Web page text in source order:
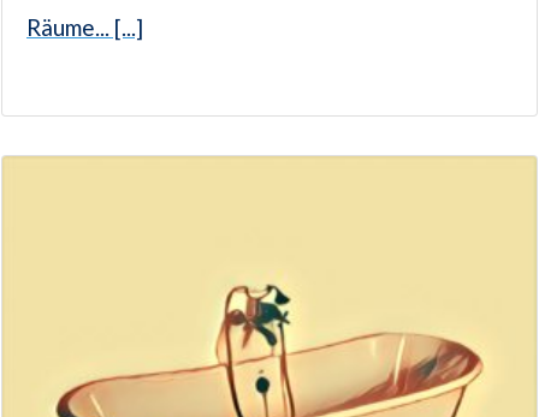
Räume... [...]